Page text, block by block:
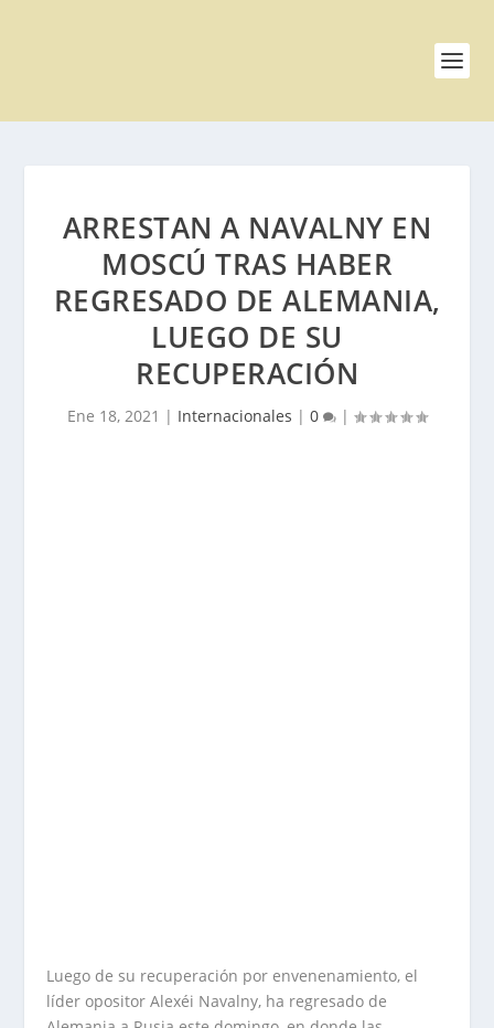
ARRESTAN A NAVALNY EN
MOSCÚ TRAS HABER
REGRESADO DE ALEMANIA,
LUEGO DE SU
RECUPERACIÓN
Ene 18, 2021 | Internacionales | 0 |
Luego de su recuperación por envenenamiento, el
líder opositor Alexéi Navalny, ha regresado de